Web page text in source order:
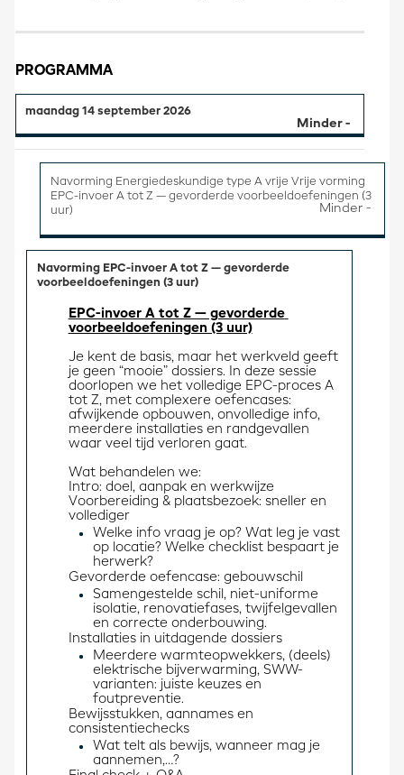
PROGRAMMA
maandag 14 september 2026
Navorming Energiedeskundige type A vrije Vrije vorming
EPC-invoer A tot Z — gevorderde voorbeeldoefeningen (3
uur)
Navorming EPC-invoer A tot Z — gevorderde
voorbeeldoefeningen (3 uur)
EPC-invoer A tot Z — gevorderde
voorbeeldoefeningen (3 uur)
Je kent de basis, maar het werkveld geeft
je geen “mooie” dossiers. In deze sessie
doorlopen we het volledige EPC-proces A
tot Z, met complexere oefencases:
afwijkende opbouwen, onvolledige info,
meerdere installaties en randgevallen
waar veel tijd verloren gaat.
Wat behandelen we:
Intro: doel, aanpak en werkwijze
Voorbereiding & plaatsbezoek: sneller en
vollediger
Welke info vraag je op? Wat leg je vast
op locatie? Welke checklist bespaart je
herwerk?
Gevorderde oefencase: gebouwschil
Samengestelde schil, niet-uniforme
isolatie, renovatiefases, twijfelgevallen
en correcte onderbouwing.
Installaties in uitdagende dossiers
Meerdere warmteopwekkers, (deels)
elektrische bijverwarming, SWW-
varianten: juiste keuzes en
foutpreventie.
Bewijsstukken, aannames en
consistentiechecks
Wat telt als bewijs, wanneer mag je
aannemen,…?